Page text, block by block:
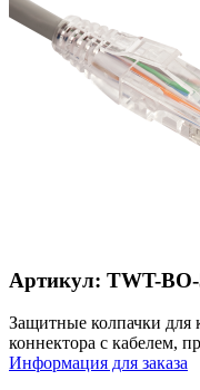
Артикул: TWT-
Защитные колпачки для
коннектора с кабелем,
Информация для заказа